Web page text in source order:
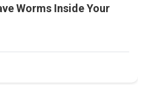
Worms Inside Your